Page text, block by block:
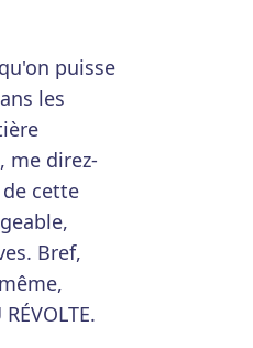
puisse
les
me direz-
cette
Bref,